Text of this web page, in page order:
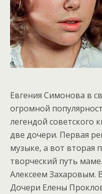
Евгения Симонова в
огромной
легендой советского
две дочери. Первая
музыке, а вот вторая
творческий путь
Алексеем Захаровым.
Дочери Елены